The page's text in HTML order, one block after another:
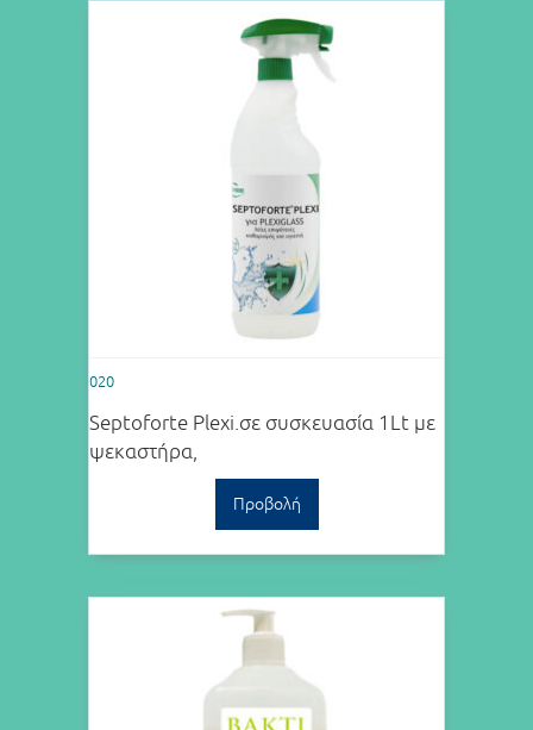
020
Septoforte Plexi.σε συσκευασία 1Lt με
ψεκαστήρα,
Προβολή